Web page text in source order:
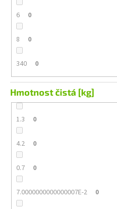
6 0
8 0
340 0
Hmotnost čistá [kg]
1.3 0
4.2 0
0.7 0
7.0000000000000007E-2 0